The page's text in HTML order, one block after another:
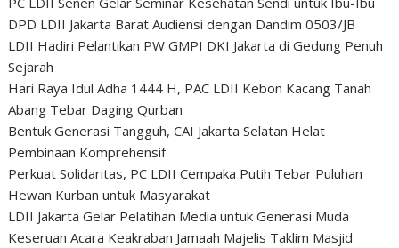
DPD LDII Jakarta Barat Audiensi dengan Dandim 0503/JB
LDII Hadiri Pelantikan PW GMPI DKI Jakarta di Gedung Penuh
Sejarah
Hari Raya Idul Adha 1444 H, PAC LDII Kebon Kacang Tanah
Abang Tebar Daging Qurban
Bentuk Generasi Tangguh, CAI Jakarta Selatan Helat
Pembinaan Komprehensif
Perkuat Solidaritas, PC LDII Cempaka Putih Tebar Puluhan
Hewan Kurban untuk Masyarakat
LDII Jakarta Gelar Pelatihan Media untuk Generasi Muda
Keseruan Acara Keakraban Jamaah Majelis Taklim Masjid